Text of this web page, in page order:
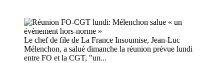
Le chef de file de La France Insoumise, Jean-Luc
Mélenchon, a salué dimanche la réunion prévue lundi
entre FO et la CGT, "un...